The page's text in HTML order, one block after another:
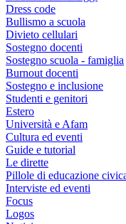
Dress code
Bullismo a scuola
Divieto cellulari
Sostegno docenti
Sostegno scuola - famiglia
Burnout docenti
Sostegno e inclusione
Studenti e genitori
Estero
Università e Afam
Cultura ed eventi
Guide e tutorial
Le dirette
Pillole di educazione
Interviste ed eventi
Focus
Logos